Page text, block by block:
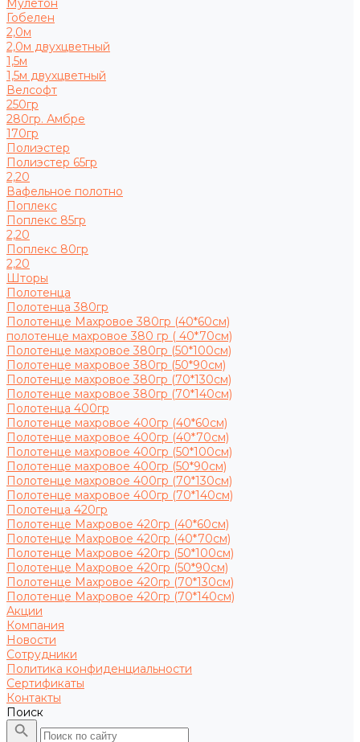
Мулетон
Гобелен
2,0м
2,0м двухцветный
1,5м
1,5м двухцветный
Велсофт
250гр
280гр. Амбре
170гр
Полиэстер
Полиэстер 65гр
2,20
Вафельное полотно
Поплекс
Поплекс 85гр
2,20
Поплекс 80гр
2,20
Шторы
Полотенца
Полотенца 380гр
Полотенце Махровое 380гр (40*60см)
полотенце махровое 380 гр ( 40*70см)
Полотенце махровое 380гр (50*100см)
Полотенце махровое 380гр (50*90см)
Полотенце махровое 380гр (70*130см)
Полотенце махровое 380гр (70*140см)
Полотенца 400гр
Полотенце махровое 400гр (40*60см)
Полотенце махровое 400гр (40*70см)
Полотенце махровое 400гр (50*100см)
Полотенце махровое 400гр (50*90см)
Полотенце махровое 400гр (70*130см)
Полотенце махровое 400гр (70*140см)
Полотенца 420гр
Полотенце Махровое 420гр (40*60см)
Полотенце Махровое 420гр (40*70см)
Полотенце Махровое 420гр (50*100см)
Полотенце Махровое 420гр (50*90см)
Полотенце Махровое 420гр (70*130см)
Полотенце Махровое 420гр (70*140см)
Акции
Компания
Новости
Сотрудники
Политика конфиденциальности
Сертификаты
Контакты
Поиск